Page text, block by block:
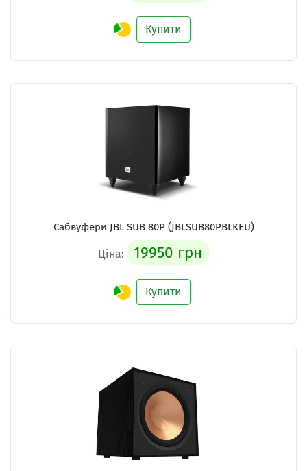
Купити
Сабвуфери JBL SUB 80P (JBLSUB80PBLKEU)
Ціна: 19950 грн
Купити